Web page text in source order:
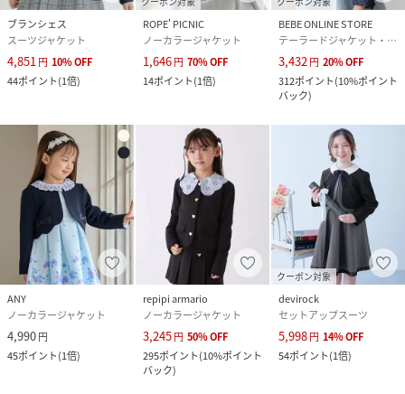
ブランシェス
スーツジャケット
4,851 円 10%OFF
44ポイント(1倍)
ROPE' PICNIC
ノーカラージャケット
1,646円 70%OFF
14ポイント(1倍)
BEBE ONLINE STORE
テーラードジャケット・ブレザー
3,432 円 20%OFF
312ポイント(10%ポイント
バック)
ANY
ノーカラージャケット
4,990円
45ポイント(1倍)
repipi armario
ノーカラージャケット
3,245円 50%OFF
295ポイント(10%ポイント
バック)
クーポン対象
devirock
セットアップスーツ
5,998円 14%OFF
54ポイント(1倍)